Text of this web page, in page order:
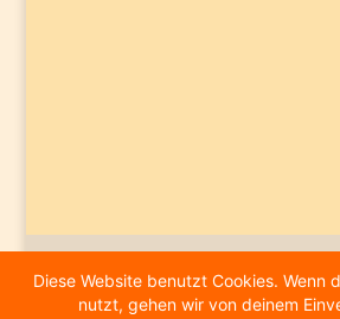
© 2026Designagentur
Diese Website benutzt Cookies. Wenn
nutzt, gehen wir von deinem